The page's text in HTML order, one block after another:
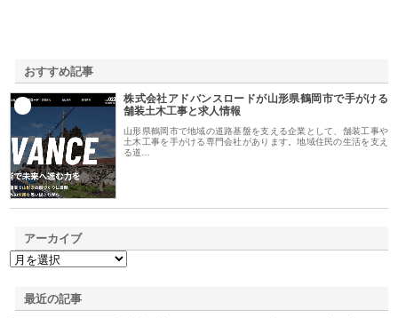
おすすめ記事
株式会社アドバンスロードが山形県鶴岡市で手がける
舗装土木工事と求人情報
山形県鶴岡市で地域の道路基盤を支える企業として、舗装工事や
土木工事を手がける専門会社があります。地域住民の生活を支え
る道…
アーカイブ
最近の記事